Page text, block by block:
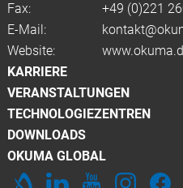
Fax:
+49 (0)221
E-Mail:
Website:
KARRIERE
VERANSTALTUNGEN
TECHNOLOGIEZENTREN
DOWNLOADS
OKUMA GLOBAL